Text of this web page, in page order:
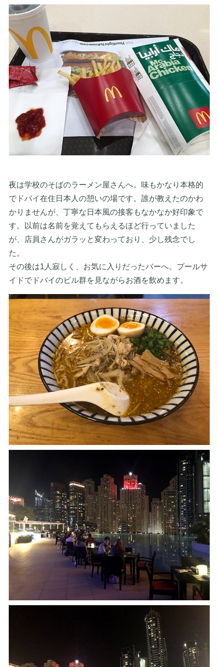
夜は学校のそばのラーメン屋さんへ。味もかなり本格的
でドバイ在住日本人の憩いの場です。誰が教えたのかわ
かりませんが、丁寧な日本風の接客もなかなか好印象で
す。以前は名前を覚えてもらえるほど行っていました
が、店員さんがガラッと変わっており、少し残念でし
た。
その後は1人寂しく、お気に入りだったバーへ。プールサ
イドでドバイのビル群を見ながらお酒を飲めます。